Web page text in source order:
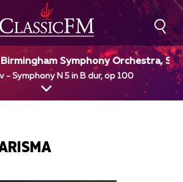
Symphony Orchestra,
dir
- Symphony N 5 in B dur, op 100